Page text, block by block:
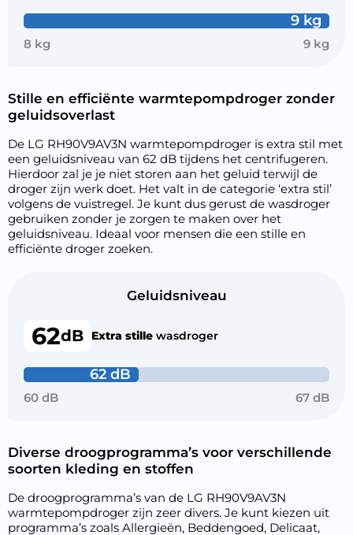
9 kg
8 kg 9 kg
Stille en efficiënte warmtepompdroger zonder
geluidsoverlast
De LG RH90V9AV3N warmtepompdroger is extra stil met
een geluidsniveau van 62 dB tijdens het centrifugeren.
Hierdoor zal je je niet storen aan het geluid terwijl de
droger zijn werk doet. Het valt in de categorie ‘extra stil’
volgens de vuistregel. Je kunt dus gerust de wasdroger
gebruiken zonder je zorgen te maken over het
geluidsniveau. Ideaal voor mensen die een stille en
efficiënte droger zoeken.
Geluidsniveau
62dB Extra stille wasdroger
62 dB
60 dB 67 dB
Diverse droogprogramma’s voor verschillende
soorten kleding en stoffen
De droogprogramma’s van de LG RH90V9AV3N
warmtepompdroger zijn zeer divers. Je kunt kiezen uit
programma’s zoals Allergieën, Beddengoed, Delicaat,